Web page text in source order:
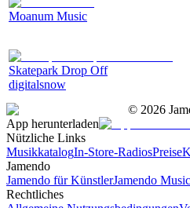
Moanum Music
Skatepark Drop Off
digitalsnow
© 2026
App herunterladen
Nützliche Links
MusikkatalogIn-Store-RadiosPreise
Jamendo
Jamendo für KünstlerJamendo Music
Rechtliches